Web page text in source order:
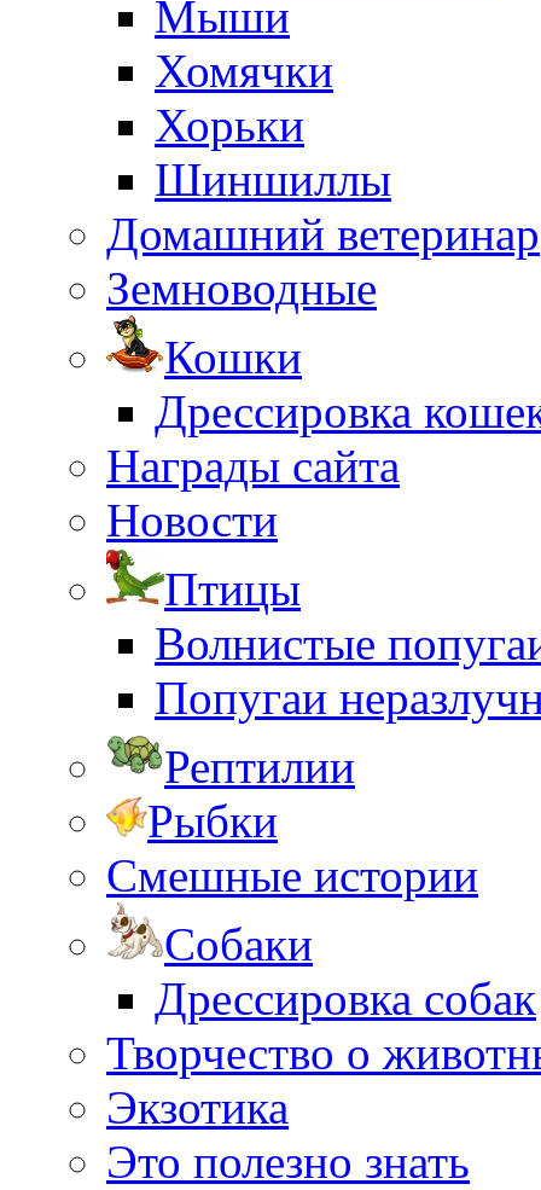
Мыши
Хомячки
Хорьки
Шиншиллы
Домашний ветеринар
Земноводные
Кошки
Дрессировка
Награды сайта
Новости
Птицы
Волнистые
Попугаи
Рептилии
Рыбки
Смешные истории
Собаки
Дрессировка собак
Творчество о
Экзотика
Это полезно знать